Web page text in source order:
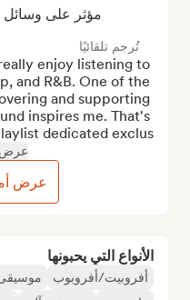
الأنواع التي يحبونها
أفروبيت/أفروبوب
مؤثر على وسائل
تُرجم تلقائيًا
enjoy listening to
and R&B. One of the
and supporting
inspires me. That's
dedicated exclus...
عرض
عرض